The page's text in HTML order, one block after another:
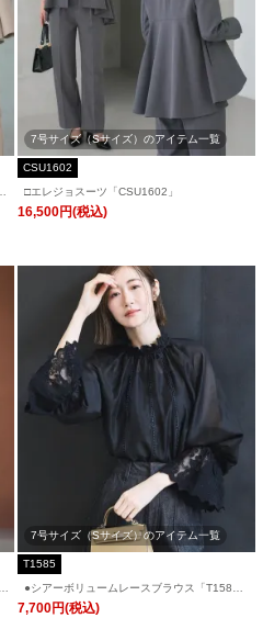
7号サイズ（Sサイズ）のアイテム一覧
CSU1602
□エレジョスーツ「CSU1602」
16,500円(税込)
7号サイズ（Sサイズ）のアイテム一覧
T1585
●シアーボリュームレースブラウス「T158
5」/ 学校行事・通勤・ビジネス・オフィスシ
7,700円(税込)